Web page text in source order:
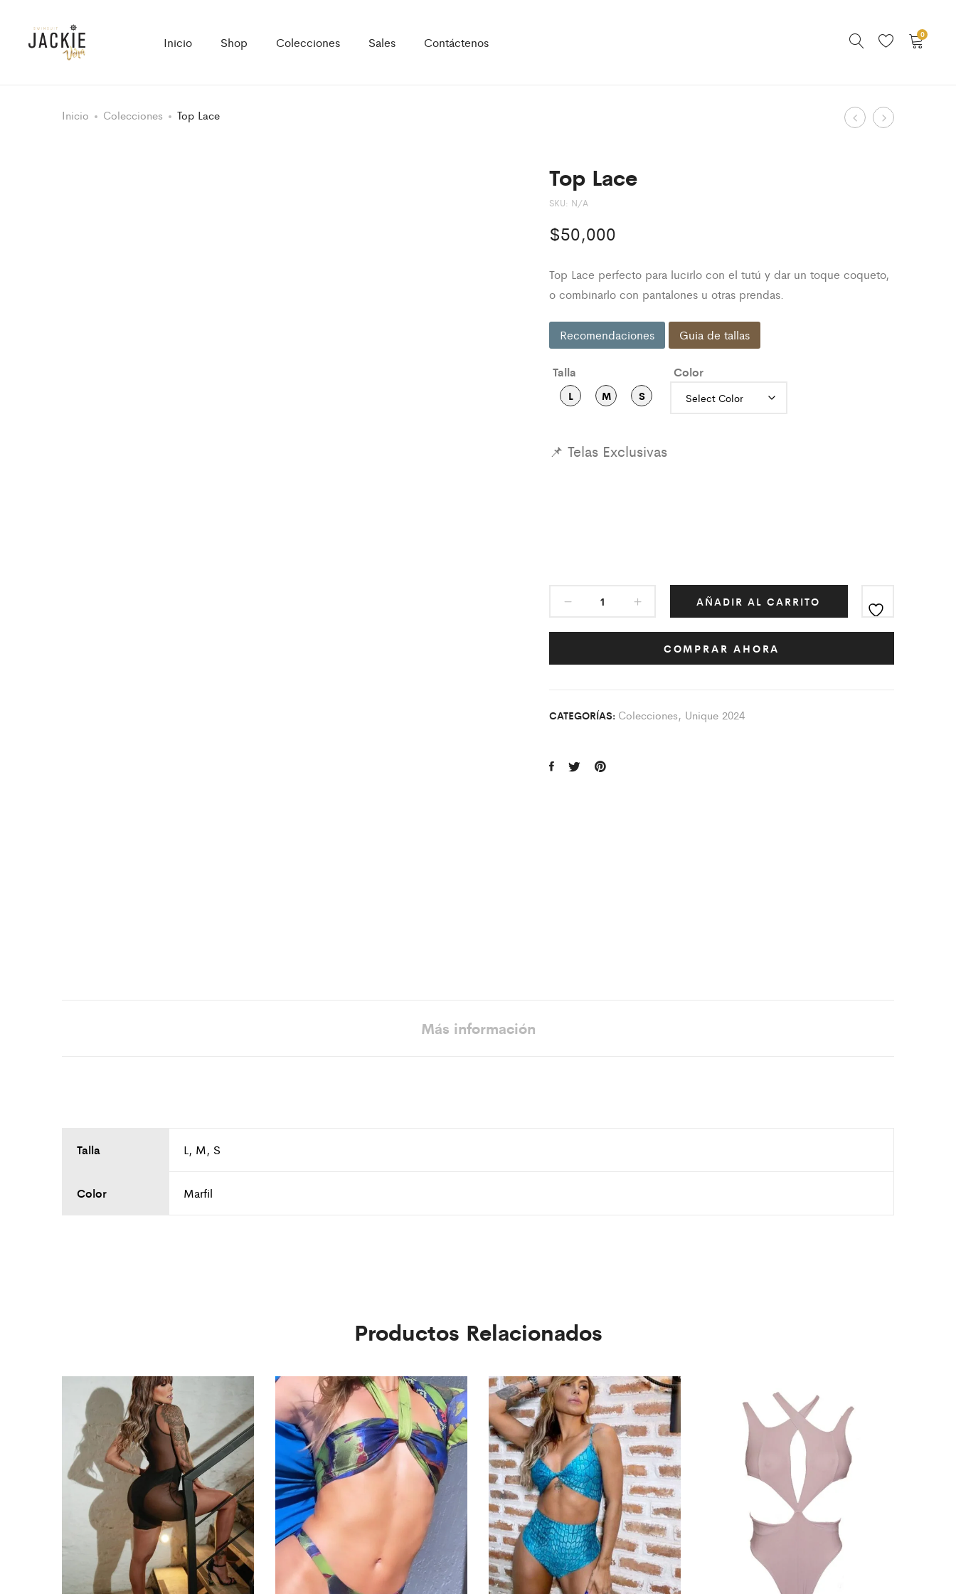
Inicio Shop Colecciones Sales Contáctenos 0
Inicio Colecciones Top Lace
Product
TutúBodysuit
Top Lace
SKU: N/A
$50,000
Top Lace perfecto para lucirlo con el tutú y dar un toque coqueto,
o combinarlo con pantalones u otras prendas.
Recomendaciones Guia de tallas
Talla
L M S
Color
AÑADIR AL CARRITO
COMPRAR AHORA
CATEGORÍAS: Colecciones, Unique 2024
Más información
Talla L, M, S
Color Marfil
Productos Relacionados